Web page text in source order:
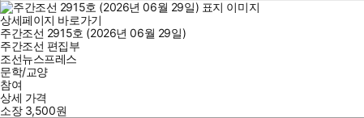
상세페이지 바로가기
주간조선 2915호 (2026년 06월 29일)
주간조선 편집부
조선뉴스프레스
문학/교양
참여
상세 가격
소장 3,500원